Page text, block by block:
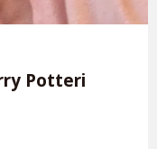
Potteri